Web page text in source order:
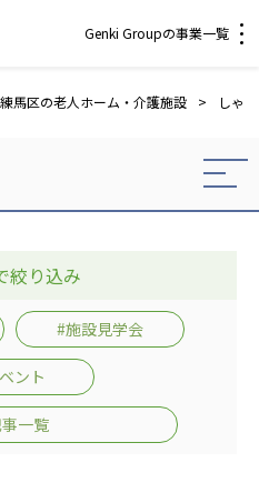
Genki Groupの事業一覧
練馬区の老人ホーム・介護施設 >
しゃ
り込み
#施設見学会
ント
一覧